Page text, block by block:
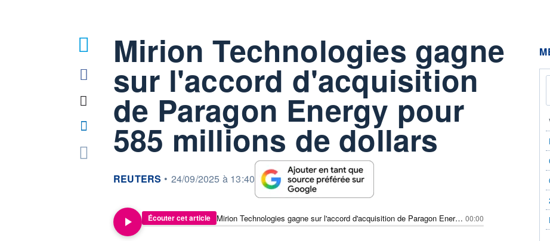
Mirion Technologies gagne
sur l'accord d'acquisition
de Paragon Energy pour
585 millions de dollars
information fournie par
REUTERS • 24/09/2025 à 13:40
Écouter cet article Mirion Technologies gagne sur l'accord d'acquisition de Paragon Energy pour 585 millions de dollars 00:00